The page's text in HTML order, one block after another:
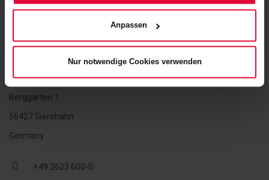
Website) bzw. derDatenschutzerklärung.
Anpassen
Nur notwendige Cookies verwenden
Contact
STEULER-KCH GmbH
Berggarten 1
56427 Siershahn
Germany
+49 2623 600-0